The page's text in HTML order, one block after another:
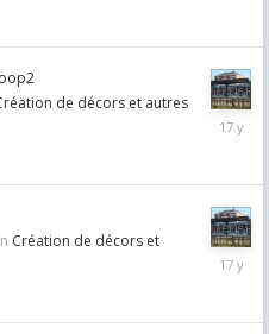
de décors et autres
April
Création de décors et
April